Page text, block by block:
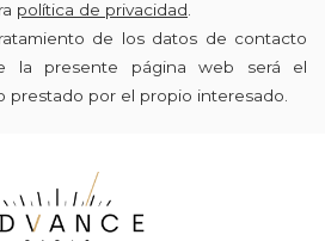
política de privacidad
de los datos de contacto
la presente página web será el
prestado por el propio interesado.